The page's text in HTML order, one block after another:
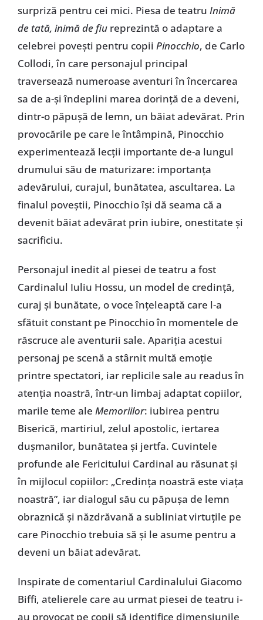
surpriză pentru cei mici. Piesa de teatru Inimă
de tată, inimă de fiu reprezintă o adaptare a
celebrei povești pentru copii Pinocchio, de Carlo
Collodi, în care personajul principal
traversează numeroase aventuri în încercarea
sa de a-și îndeplini marea dorință de a deveni,
dintr-o păpușă de lemn, un băiat adevărat. Prin
provocările pe care le întâmpină, Pinocchio
experimentează lecții importante de-a lungul
drumului său de maturizare: importanța
adevărului, curajul, bunătatea, ascultarea. La
finalul poveștii, Pinocchio își dă seama că a
devenit băiat adevărat prin iubire, onestitate și
sacrificiu.
Personajul inedit al piesei de teatru a fost
Cardinalul Iuliu Hossu, un model de credință,
curaj și bunătate, o voce înțeleaptă care l-a
sfătuit constant pe Pinocchio în momentele de
răscruce ale aventurii sale. Apariția acestui
personaj pe scenă a stârnit multă emoție
printre spectatori, iar replicile sale au readus în
atenția noastră, într-un limbaj adaptat copiilor,
marile teme ale Memoriilor: iubirea pentru
Biserică, martiriul, zelul apostolic, iertarea
dușmanilor, bunătatea și jertfa. Cuvintele
profunde ale Fericitului Cardinal au răsunat și
în mijlocul copiilor: „Credința noastră este viața
noastră”, iar dialogul său cu păpușa de lemn
obraznică și năzdrăvană a subliniat virtuțile pe
care Pinocchio trebuia să și le asume pentru a
deveni un băiat adevărat.
Inspirate de comentariul Cardinalului Giacomo
Biffi, atelierele care au urmat piesei de teatru i-
au provocat pe copii să identifice dimensiunile